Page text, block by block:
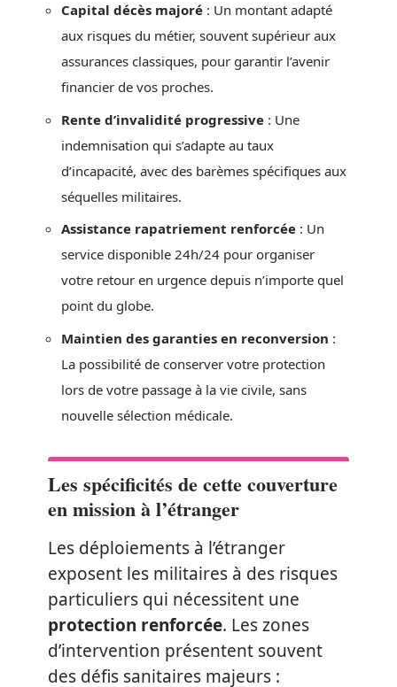
Capital décès majoré : Un montant adapté
aux risques du métier, souvent supérieur aux
assurances classiques, pour garantir l’avenir
financier de vos proches.
Rente d’invalidité progressive : Une
indemnisation qui s’adapte au taux
d’incapacité, avec des barèmes spécifiques aux
séquelles militaires.
Assistance rapatriement renforcée : Un
service disponible 24h/24 pour organiser
votre retour en urgence depuis n’importe quel
point du globe.
Maintien des garanties en reconversion :
La possibilité de conserver votre protection
lors de votre passage à la vie civile, sans
nouvelle sélection médicale.
Les spécificités de cette couverture
en mission à l’étranger
Les déploiements à l’étranger
exposent les militaires à des risques
particuliers qui nécessitent une
protection renforcée. Les zones
d’intervention présentent souvent
des défis sanitaires majeurs :